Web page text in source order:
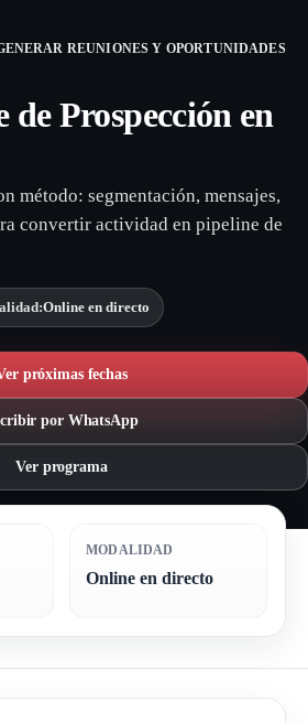
REUNIONES Y OPORTUNIDADES
Prospección en
método: segmentación, mensajes,
convertir actividad en pipeline de
Online en directo
próximas fechas
por WhatsApp
Ver programa
MODALIDAD
Online en directo